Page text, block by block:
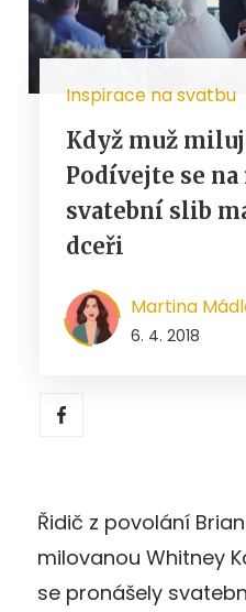
Inspirace na svatbu
Když muž
Podívejte se
svatební slib
dceři
Martina
6. 4. 2018
Řidič z povolání
milovanou Whitney
se pronášely